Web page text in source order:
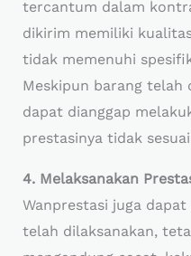
tercantum dalam
dikirim memiliki
tidak memenuhi
Meskipun barang telah
dapat dianggap
prestasinya tidak
4. Melaksanakan
Wanprestasi juga
telah dilaksanakan,